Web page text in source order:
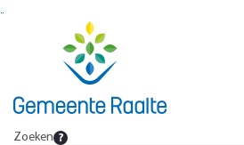
Ga naar de inhoud van deze pagina
Ga naar het zoeken
Zoeken